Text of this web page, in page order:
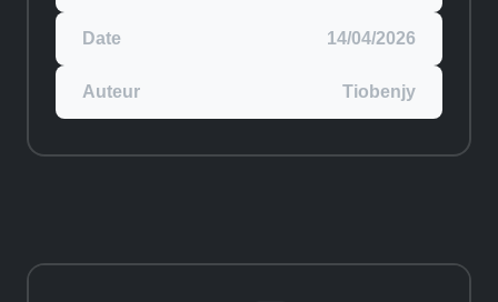
Date 14/04/2026
Auteur Tiobenjy